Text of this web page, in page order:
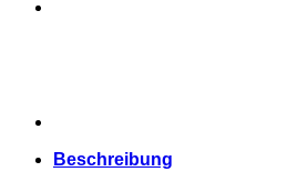
Beschreibung